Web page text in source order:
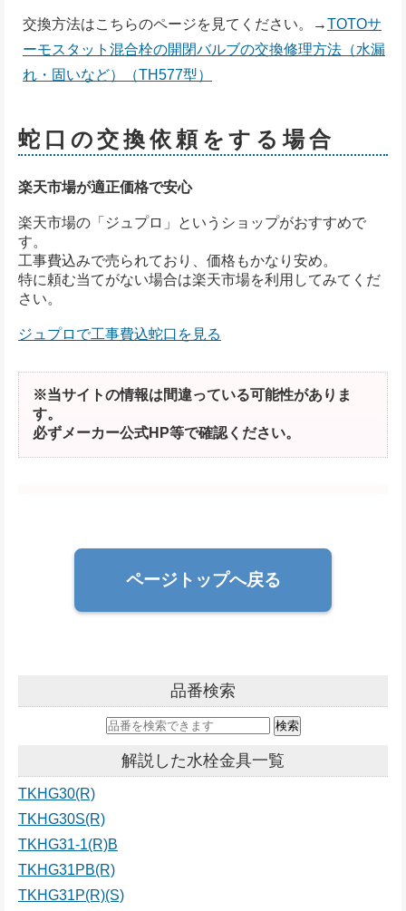
交換方法はこちらのページを見てください。→TOTOサ
ーモスタット混合栓の開閉バルブの交換修理方法（水漏
れ・固いなど）（TH577型）
蛇口の交換依頼をする場合
楽天市場が適正価格で安心
楽天市場の「ジュプロ」というショップがおすすめで
す。
工事費込みで売られており、価格もかなり安め。
特に頼む当てがない場合は楽天市場を利用してみてくだ
さい。
ジュプロで工事費込蛇口を見る
※当サイトの情報は間違っている可能性がありま
す。
必ずメーカー公式HP等で確認ください。
ページトップへ戻る
品番検索
解説した水栓金具一覧
TKHG30(R)
TKHG30S(R)
TKHG31-1(R)B
TKHG31PB(R)
TKHG31P(R)(S)